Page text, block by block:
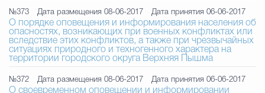
№373 Дата размещения 08-06-2017 Дата принятия 06-06-2017
О порядке оповещения и информирования населения об
опасностях, возникающих при военных конфликтах или
вследствие этих конфликтов, а также при чрезвычайных
ситуациях природного и техногенного характера на
территории городского округа Верхняя Пышма
№372 Дата размещения 08-06-2017 Дата принятия 06-06-2017
О своевременном оповещении и информировании